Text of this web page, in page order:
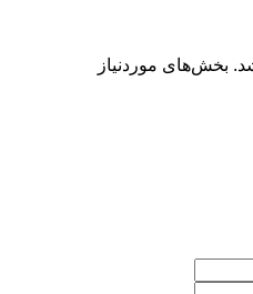
بخش‌های موردنیاز